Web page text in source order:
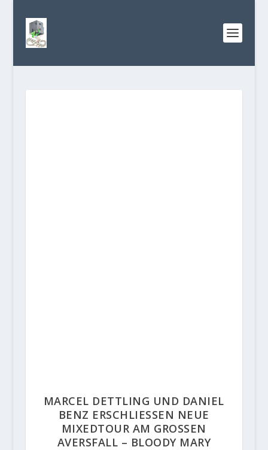
MARCEL DETTLING UND DANIEL
BENZ ERSCHLIESSEN NEUE M
IXEDTOUR AM GROSSEN AV
ERSFALL – BLOODY MARY